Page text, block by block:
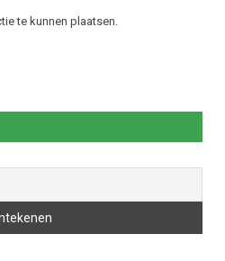
te kunnen plaatsen.